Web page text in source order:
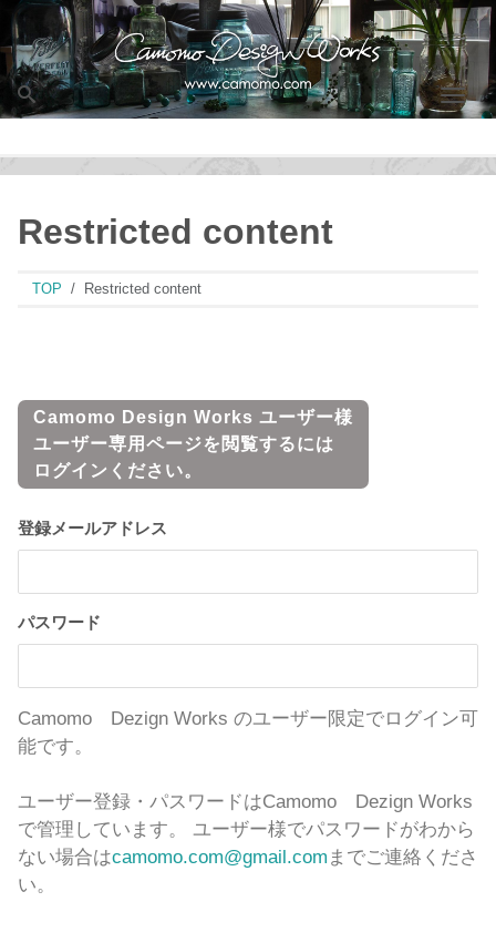
Restricted content
TOP Restricted content
Camomo Design Works ユーザー様
ユーザー専用ページを閲覧するには
ログインください。
登録メールアドレス
パスワード
Camomo Dezign Works のユーザー限定でログイン可
能です。
ユーザー登録・パスワードはCamomo Dezign Works
で管理しています。 ユーザー様でパスワードがわから
ない場合はcamomo.com@gmail.com までご連絡くださ
い。